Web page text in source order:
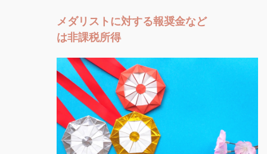
メダリストに対する報奨金など
は非課税所得